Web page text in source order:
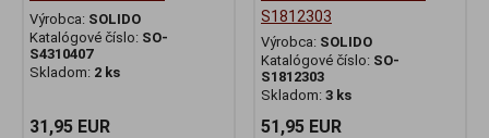
Výrobca: SOLIDO
Katalógové číslo: SO-
S4310407
Skladom: 2 ks
31,95 EUR
S1812303
Výrobca: SOLIDO
Katalógové číslo: SO-
S1812303
Skladom: 3 ks
51,95 EUR